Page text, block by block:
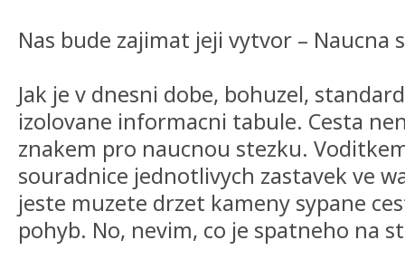
Nas bude zajimat jeji vytvor – Naucna
Jak je v dnesni dobe, bohuzel,
izolovane informacni tabule. Cesta
znakem pro naucnou stezku.
souradnice jednotlivych zastavek ve
jeste muzete drzet kameny sypane
pohyb. No, nevim, co je spatneho na